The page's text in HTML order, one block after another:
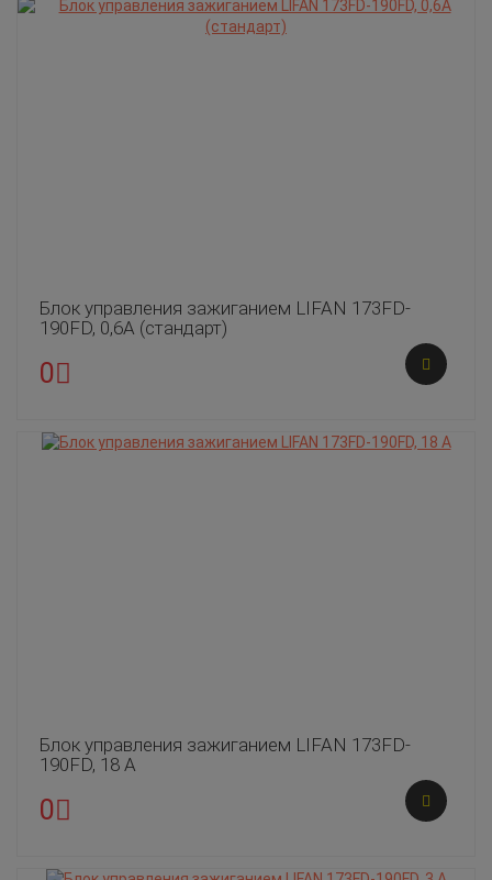
Блок управления зажиганием LIFAN 173FD-
190FD, 0,6А (стандарт)
0
Блок управления зажиганием LIFAN 173FD-
190FD, 18 А
0